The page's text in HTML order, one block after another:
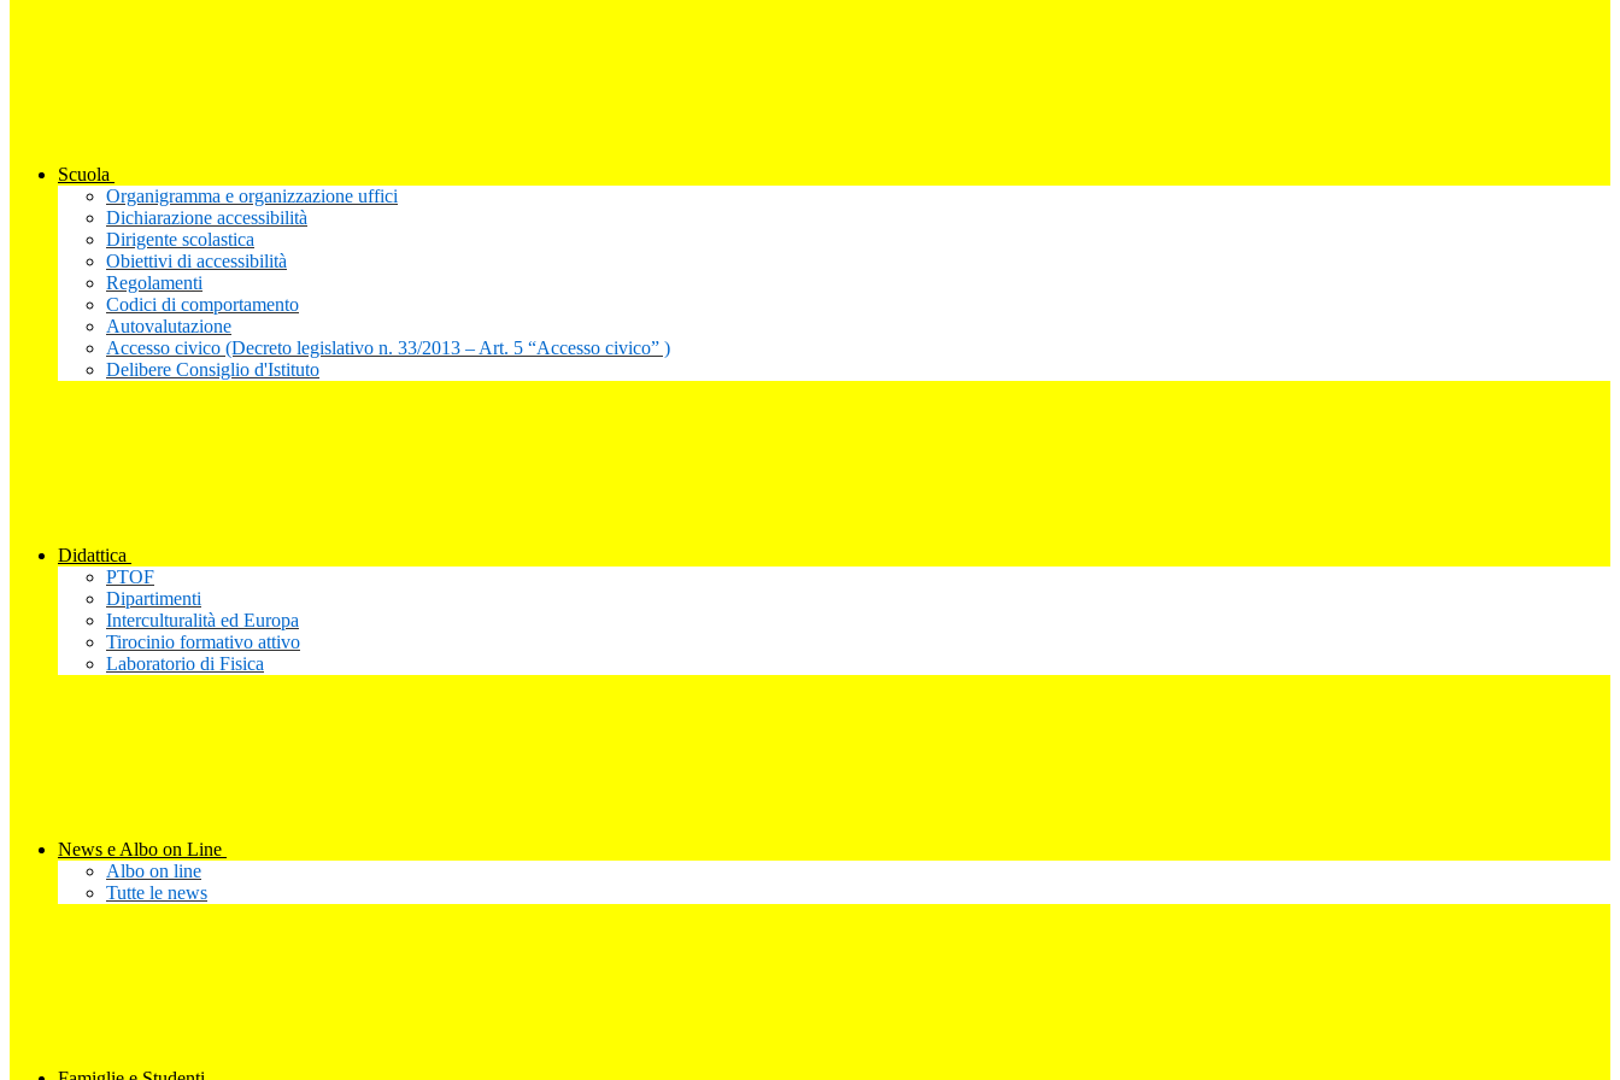
Scuola
Organigramma e organizzazione uffici
Dichiarazione accessibilità
Dirigente scolastica
Obiettivi di accessibilità
Regolamenti
Codici di comportamento
Autovalutazione
Accesso civico (Decreto legislativo n. 33/2013 – Art. 5 “Accesso civico” )
Delibere Consiglio d'Istituto
Didattica
PTOF
Dipartimenti
Interculturalità ed Europa
Tirocinio formativo attivo
Laboratorio di Fisica
News e Albo on Line
Albo on line
Tutte le news